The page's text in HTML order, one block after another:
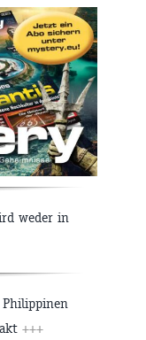
weder in
Philippinen
+++